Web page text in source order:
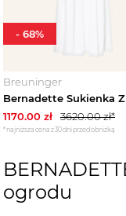
Breuninger
1170.00 zł 3620.00zł*
*najniższa cena z 30 dni przed obniżką
- 68%
ogrodu